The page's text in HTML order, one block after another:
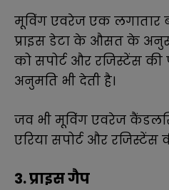
मूविंग एवरेज एक लगातार
प्राइस डेटा के औसत के
को सपोर्ट और रजिस्टेंस
अनुमति भी देती है।
जव भी मूविंग एवरेज
एरिया सपोर्ट और
3. प्राइस गैप